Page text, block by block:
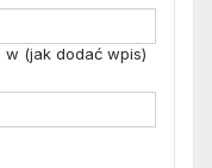
w (jak dodać wpis)